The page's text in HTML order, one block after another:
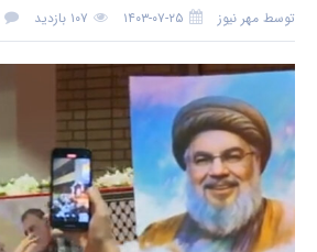
توسط مهر نیوز ۱۴۰۳-۰۷-۲۵ ۱۰۷ بازدید